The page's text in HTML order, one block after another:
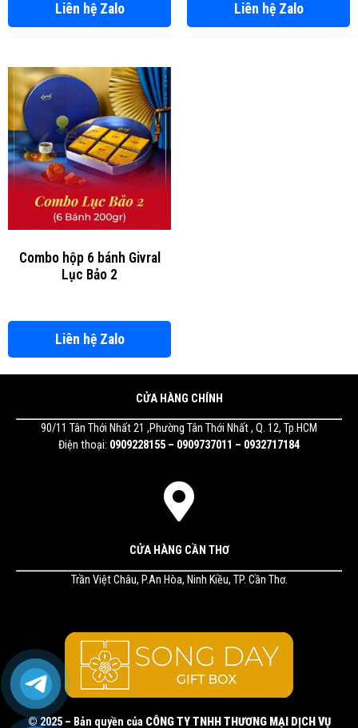
Liên hệ Zalo Liên hệ Zalo
Combo hộp 6 bánh Givral
Lục Bảo 2
Liên hệ Zalo
CỬA HÀNG CHÍNH
90/11 Tân Thới Nhất 21 ,Phường Tân Thới Nhất , Q. 12, Tp.HCM
Điện thoại: 0909228155 – 0909737011 – 0932717184
CỬA HÀNG CẦN THƠ
Trần Việt Châu, P.An Hòa, Ninh Kiều, TP. Cần Thơ.
© 2025 – Bản quyền của CÔNG TY TNHH THƯƠNG MẠI DỊCH VỤ